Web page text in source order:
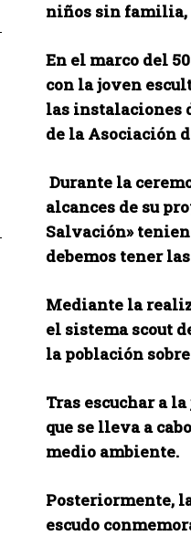
niños sin familia,
En el marco del
con la joven
las instalaciones
de la Asociación
Durante la
alcances de su
Salvación»
debemos tener
Mediante la
el sistema scout
la población
Tras escuchar a
que se lleva a
medio ambiente.
Posteriormente,
escudo